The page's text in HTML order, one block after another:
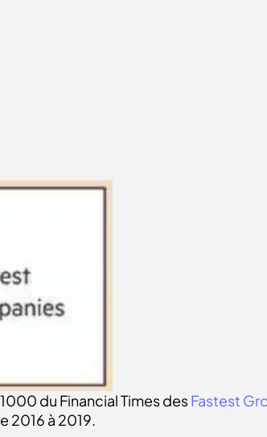
du Financial Times desFastest
2016 à 2019.